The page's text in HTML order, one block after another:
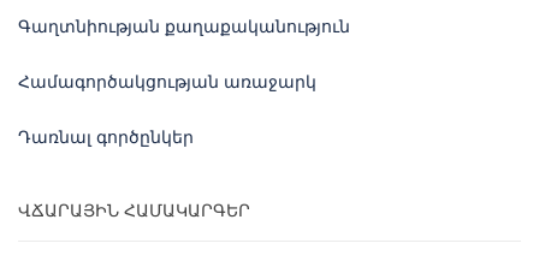
Գաղտնիության քաղաքականություն
Համագործակցության առաջարկ
Դառնալ գործընկեր
ՎՃԱՐԱՅԻՆ ՀԱՄԱԿԱՐԳԵՐ